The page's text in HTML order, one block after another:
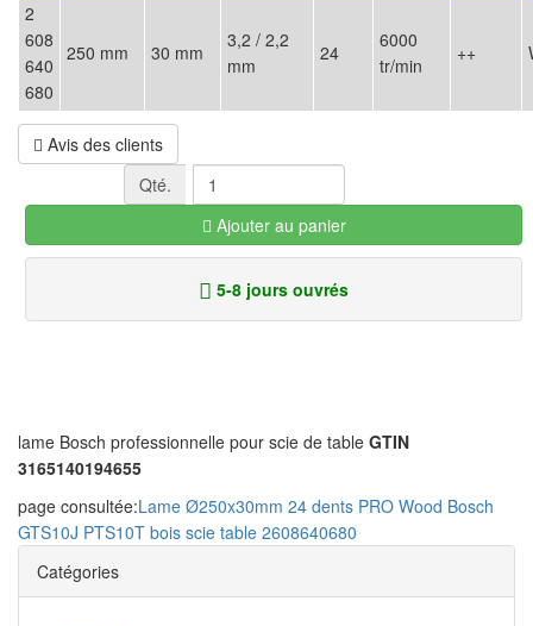
2
608
640
680
250 mm 30 mm
3,2 / 2,2
mm
24
6000
tr/min
++
Avis des clients
Qté.
Ajouter au panier
5-8 jours ouvrés
lame Bosch professionnelle pour scie de table GTIN
3165140194655
page consultée:Lame Ø250x30mm 24 dents PRO Wood Bosch
GTS10J PTS10T bois scie table 2608640680
Catégories